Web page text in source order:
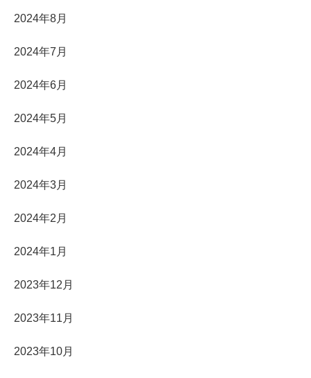
2024年8月
2024年7月
2024年6月
2024年5月
2024年4月
2024年3月
2024年2月
2024年1月
2023年12月
2023年11月
2023年10月